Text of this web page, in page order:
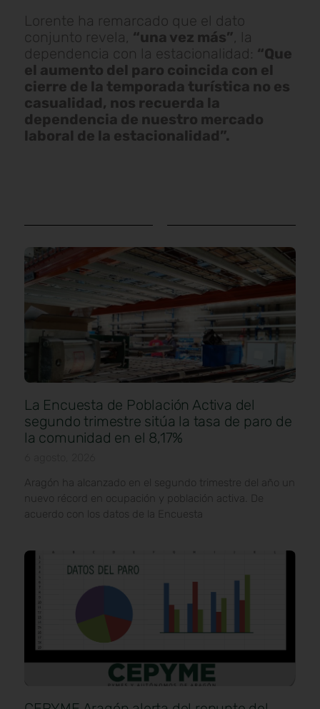
Lorente ha remarcado que el dato
conjunto revela, “una vez más”, la
dependencia con la estacionalidad: “Que
el aumento del paro coincida con el
cierre de la temporada turística no es
casualidad, nos recuerda la
dependencia de nuestro mercado
laboral de la estacionalidad”.
La Encuesta de Población Activa del
segundo trimestre sitúa la tasa de paro de
la comunidad en el 8,17%
Aragón ha alcanzado en el segundo trimestre del año un
nuevo récord en ocupación y población activa. De
acuerdo con los datos de la Encuesta